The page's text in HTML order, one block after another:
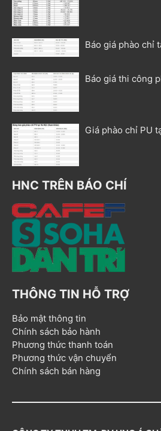
Báo giá phào chỉ
Báo giá thi công
Giá phào chỉ PU
HNC TRÊN BÁO CHÍ
THÔNG TIN HỖ TRỢ
Bảo mật thông tin
Chính sách bảo hành
Phương thức thanh toán
Phương thức vận chuyển
Chính sách bán hàng